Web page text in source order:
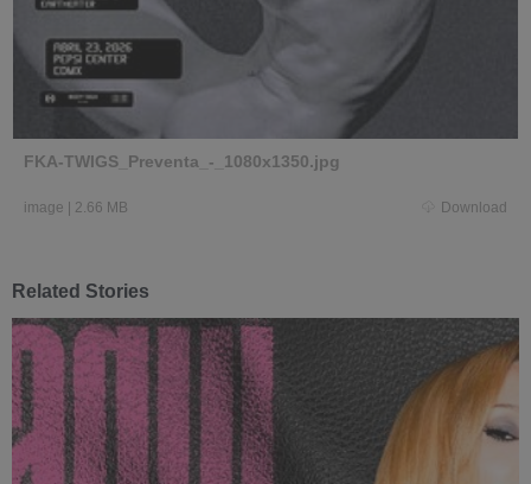
FKA-TWIGS_Preventa_-_1080x1350.jpg
image | 2.66 MB Download
Related Stories